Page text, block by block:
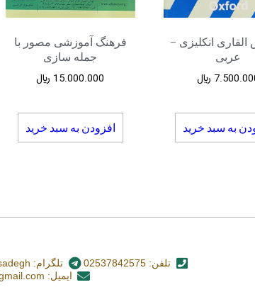
انکلیزی –
عربی
﷼
به سبد خرید
فرهنگ آموزشی مصور با
جمله سازی
15.000.000 ﷼
افزودن به سبد خرید
تلفن: 02537842575 تلگرام: nashr_alsadegh@
ایمیل: alsadegh110@gmail.com